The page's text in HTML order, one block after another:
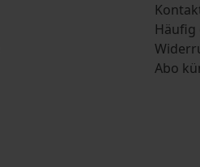
Häufig
Abo